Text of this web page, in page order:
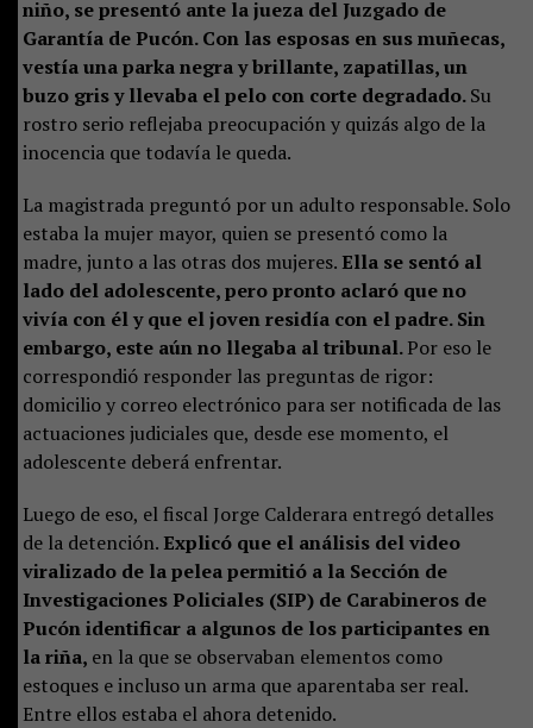
niño, se presentó ante la jueza del Juzgado de
Garantía de Pucón. Con las esposas en sus muñecas,
vestía una parka negra y brillante, zapatillas, un
buzo gris y llevaba el pelo con corte degradado.Su
rostro serio reflejaba preocupación y quizás algo de la
inocencia que todavía le queda.
La magistrada preguntó por un adulto responsable. Solo
estaba la mujer mayor, quien se presentó como la
madre, junto a las otras dos mujeres. Ella se sentó al
lado del adolescente, pero pronto aclaró que no
vivía con él y que el joven residía con el padre. Sin
embargo, este aún no llegaba al tribunal.Por eso le
correspondió responder las preguntas de rigor:
domicilio y correo electrónico para ser notificada de las
actuaciones judiciales que, desde ese momento, el
adolescente deberá enfrentar.
Luego de eso, el fiscal Jorge Calderara entregó detalles
de la detención. Explicó que el análisis del video
viralizado de la pelea permitió a la Sección de
Investigaciones Policiales (SIP) de Carabineros de
Pucón identificar a algunos de los participantes en
la riña, en la que se observaban elementos como
estoques e incluso un arma que aparentaba ser real.
Entre ellos estaba el ahora detenido.